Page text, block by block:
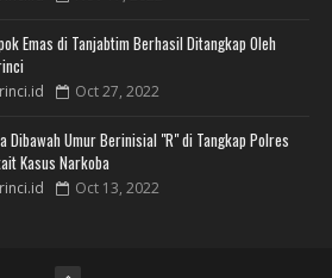
Emas di Tanjabtim Berhasil Ditangkap Oleh
Oct 27, 2022
Dibawah Umur Berinisial "R" di Tangkap Polres
Kasus Narkoba
Oct 13, 2022